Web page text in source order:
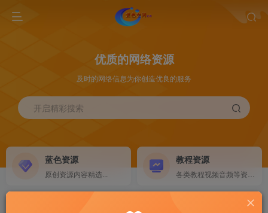
优质的网络资源
及时的网络信息为你创造优良的服务
开启精彩搜索
蓝色资源
原创资源内容精选...
教程资源